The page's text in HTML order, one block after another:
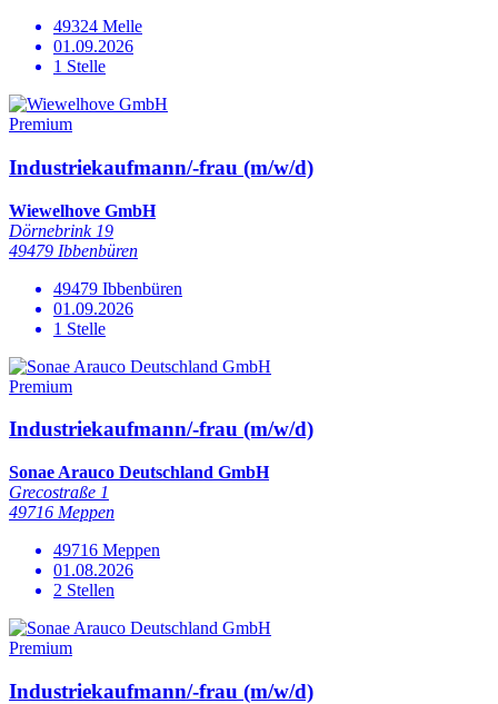
49324 Melle
01.09.2026
1 Stelle
Premium
Industriekaufmann/-frau (m/w/d)
Wiewelhove GmbH
Dörnebrink 19
49479 Ibbenbüren
49479 Ibbenbüren
01.09.2026
1 Stelle
Premium
Industriekaufmann/-frau (m/w/d)
Sonae Arauco Deutschland GmbH
Grecostraße 1
49716 Meppen
49716 Meppen
01.08.2026
2 Stellen
Premium
Industriekaufmann/-frau (m/w/d)